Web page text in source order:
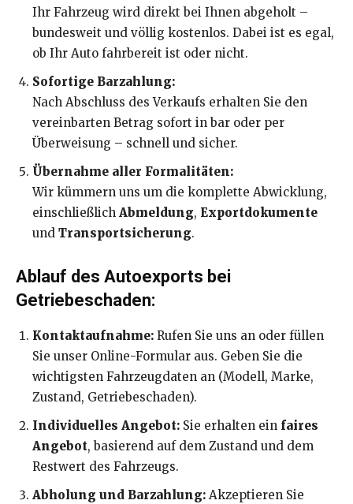
Ihr Fahrzeug wird direkt bei Ihnen abgeholt –
bundesweit und völlig kostenlos. Dabei ist es egal,
ob Ihr Auto fahrbereit ist oder nicht.
Sofortige Barzahlung:
Nach Abschluss des Verkaufs erhalten Sie den
vereinbarten Betrag sofort in bar oder per
Überweisung – schnell und sicher.
Übernahme aller Formalitäten:
Wir kümmern uns um die komplette Abwicklung,
einschließlich Abmeldung, Exportdokumente
und Transportsicherung.
Ablauf des Autoexports bei
Getriebeschaden:
Kontaktaufnahme: Rufen Sie uns an oder füllen
Sie unser Online-Formular aus. Geben Sie die
wichtigsten Fahrzeugdaten an (Modell, Marke,
Zustand, Getriebeschaden).
Individuelles Angebot: Sie erhalten ein faires
Angebot, basierend auf dem Zustand und dem
Restwert des Fahrzeugs.
Abholung und Barzahlung: Akzeptieren Sie